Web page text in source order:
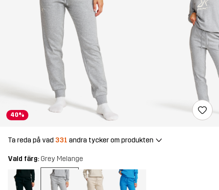
40%
Ta reda på vad 331 andra tycker om produkten
Vald färg: Grey Melange